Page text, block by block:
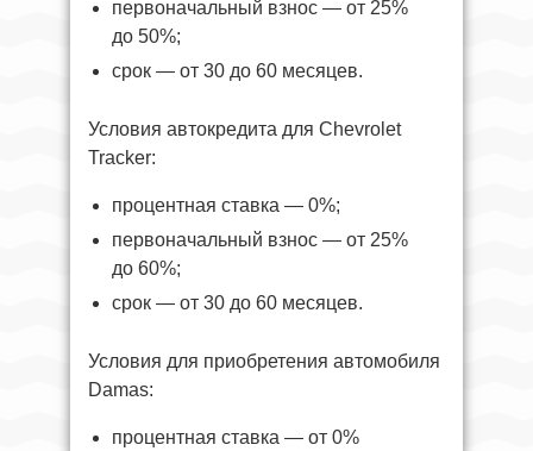
первоначальный взнос — от 25%
до 50%;
срок — от 30 до 60 месяцев.
Условия автокредита для Chevrolet
Tracker:
процентная ставка — 0%;
первоначальный взнос — от 25%
до 60%;
срок — от 30 до 60 месяцев.
Условия для приобретения автомобиля
Damas:
процентная ставка — от 0%